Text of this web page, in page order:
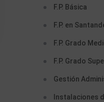
F.P. Básica
F.P. en
F.P. Grado
F.P. Grado
Gestión
Instalaciones